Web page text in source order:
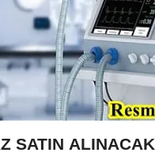
SATIN ALINACAK